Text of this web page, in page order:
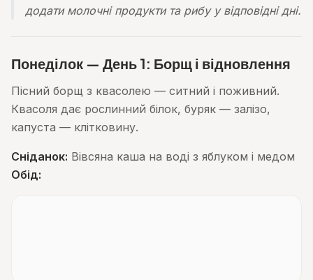
додати молочні продукти та рибу у відповідні дні.
Понеділок — День 1: Борщ і відновлення
Пісний борщ з квасолею — ситний і поживний.
Квасоля дає рослинний білок, буряк — залізо,
капуста — клітковину.
Сніданок: Вівсяна каша на воді з яблуком і медом
Обід: